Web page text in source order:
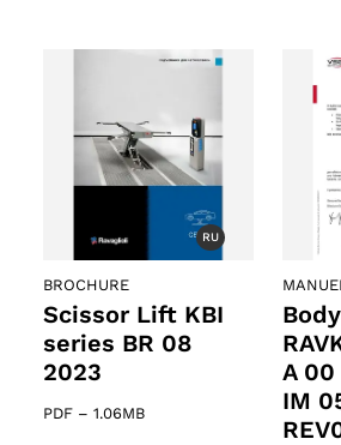
RU
BROCHURE
Scissor Lift KBI
series BR 08
2023
PDF – 1.06MB
A 00
IM